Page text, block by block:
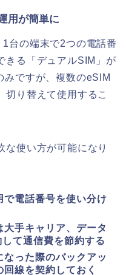
用が簡単に
台の端末で2つの電話番
きる「デュアルSIM」が
ですが、複数のeSIM
切り替えて使用するこ
な使い方が可能になり
電話番号を使い分け
大手キャリア、データ
て通信費を節約する
なった際のバックアッ
線を契約しておく